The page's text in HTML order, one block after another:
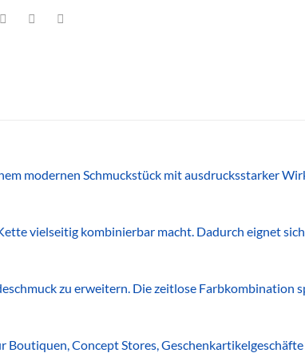
modernen Schmuckstück mit ausdrucksstarker
vielseitig kombinierbar macht. Dadurch eignet
zu erweitern. Die zeitlose Farbkombination
Concept Stores,